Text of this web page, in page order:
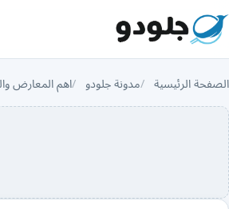
الصفحة الرئيسية مدونة جلودو اهم المعارض